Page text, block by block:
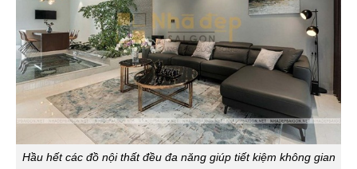
Hầu hết các đồ nội thất đều đa năng giúp tiết kiệm không gian